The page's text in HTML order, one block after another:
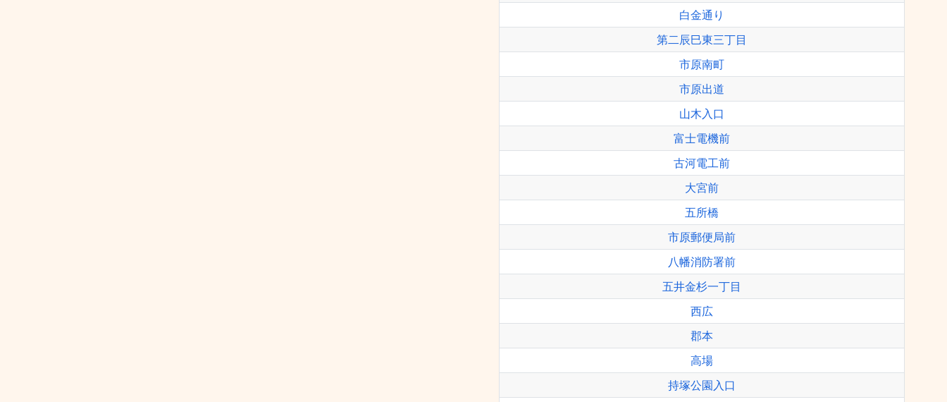
白金通り
第二辰巳東三丁目
市原南町
市原出道
山木入口
富士電機前
古河電工前
大宮前
五所橋
市原郵便局前
八幡消防署前
五井金杉一丁目
西広
郡本
高場
持塚公園入口